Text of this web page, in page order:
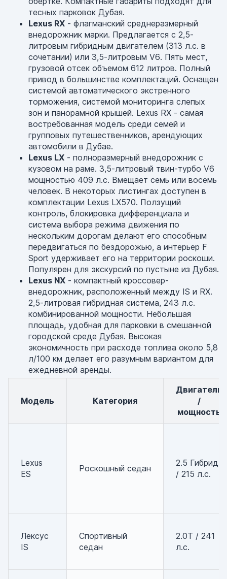
тесных парковок Дубая.
Lexus RX - флагманский среднеразмерный
внедорожник марки. Предлагается с 2,5-
литровым гибридным двигателем (313 л.с. в
сочетании) или 3,5-литровым V6. Пять мест,
грузовой отсек объемом 612 литров. Полный
привод в большинстве комплектаций. Оснащен
системой автоматического экстренного
торможения, системой мониторинга слепых
зон и панорамной крышей. Lexus RX - самая
востребованная модель среди семей и
групповых путешественников, арендующих
автомобили в Дубае.
Lexus LX - полноразмерный внедорожник с
кузовом на раме. 3,5-литровый твин-турбо V6
мощностью 409 л.с. Вмещает семь или восемь
человек. В некоторых листингах доступен в
комплектации Lexus LX570. Ползущий
контроль, блокировка дифференциала и
система выбора режима движения по
нескольким дорогам делают его способным
передвигаться по бездорожью, а интерьер F
Sport удерживает его на территории роскоши.
Популярен для экскурсий по пустыне из Дубая.
Lexus NX - компактный кроссовер-
внедорожник, расположенный между IS и RX.
2,5-литровая гибридная система, 243 л.с.
комбинированной мощности. Небольшая
площадь, удобная для парковки в смешанной
городской среде Дубая. Высокая
экономичность при расходе топлива около 5,8
л/100 км делает его разумным вариантом для
ежедневной аренды.
Модель Категория
Двигатель
/
мощность
Lexus
ES
Роскошный седан
2.5 Гибрид
/ 215 л.с.
Лексус
IS
Спортивный
седан
2.0T / 241
л.с.